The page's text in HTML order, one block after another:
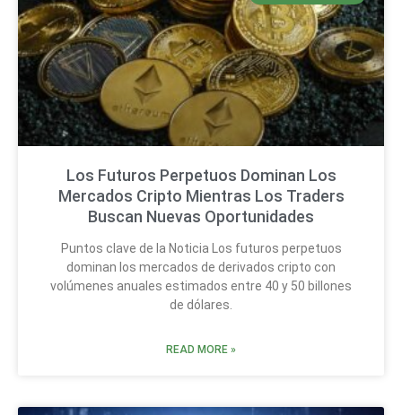
Los Futuros Perpetuos Dominan Los
Mercados Cripto Mientras Los Traders
Buscan Nuevas Oportunidades
Puntos clave de la Noticia Los futuros perpetuos
dominan los mercados de derivados cripto con
volúmenes anuales estimados entre 40 y 50 billones
de dólares.
READ MORE »